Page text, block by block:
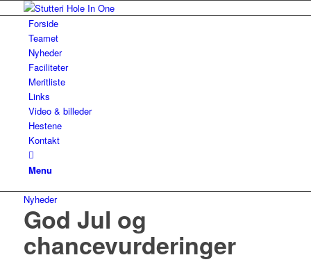
Forside
Teamet
Nyheder
Faciliteter
Meritliste
Links
Video & billeder
Hestene
Kontakt
Menu
Nyheder
God Jul og
chancevurderinger